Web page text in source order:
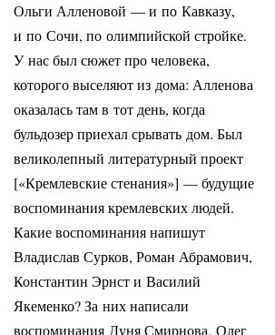
Ольги Алленовой — и по Кавказу,
и по Сочи, по олимпийской стройке.
У нас был сюжет про человека,
которого выселяют из дома: Алленова
оказалась там в тот день, когда
бульдозер приехал срывать дом. Был
великолепный литературный проект
[«Кремлевские стенания»] — будущие
воспоминания кремлевских людей.
Какие воспоминания напишут
Владислав Сурков, Роман Абрамович,
Константин Эрнст и Василий
Якеменко? За них написали
воспоминания Дуня Смирнова, Олег